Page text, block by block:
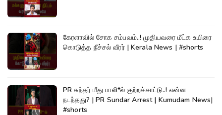
கேரளாவில் சோக சம்பவம்..! முதியவரை மீட்க உயிரை
கொடுத்த நீச்சல் வீரர் | Kerala News | #shorts
PR சுந்தர் மீது பாலி*ல் குற்றச்சாட்டு..! என்ன
நடந்தது? | PR Sundar Arrest | Kumudam News|
#shorts